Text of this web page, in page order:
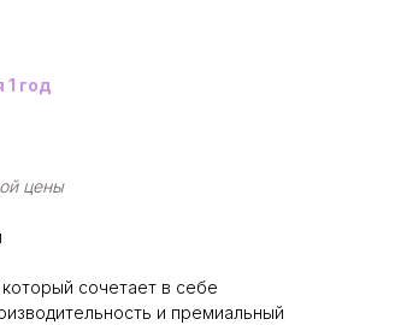
1 год
цены
сочетает в себе
и премиальный